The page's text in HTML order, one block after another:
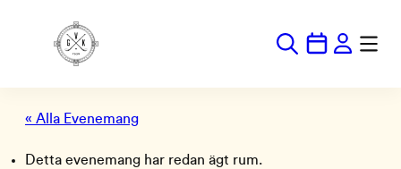
« Alla Evenemang
Detta evenemang har redan ägt rum.